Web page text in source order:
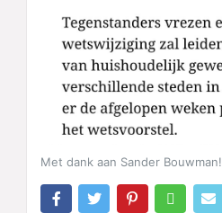
Met dank aan Sander Bouwman!